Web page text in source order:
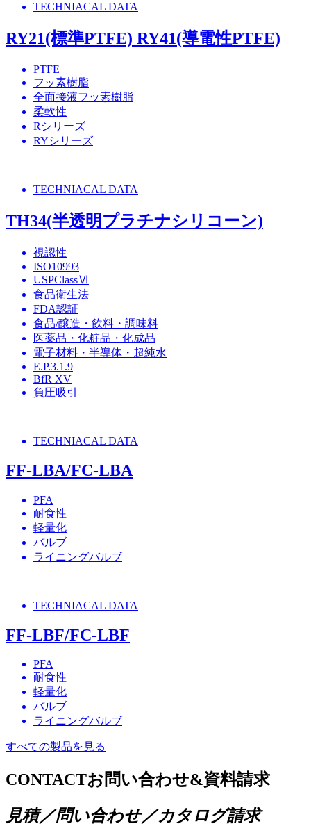
TECHNIACAL DATA
RY21(標準PTFE) RY41(導電性PTFE)
PTFE
フッ素樹脂
全面接液フッ素樹脂
柔軟性
Rシリーズ
RYシリーズ
TECHNIACAL DATA
TH34(半透明プラチナシリコーン)
視認性
ISO10993
USPClassⅥ
食品衛生法
FDA認証
食品/醸造・飲料・調味料
医薬品・化粧品・化成品
電子材料・半導体・超純水
E.P.3.1.9
BfR XV
負圧吸引
TECHNIACAL DATA
FF-LBA/FC-LBA
PFA
耐食性
軽量化
バルブ
ライニングバルブ
TECHNIACAL DATA
FF-LBF/FC-LBF
PFA
耐食性
軽量化
バルブ
ライニングバルブ
すべての製品を見る
CONTACTお問い合わせ&資料請求
見積／問い合わせ／カタログ請求